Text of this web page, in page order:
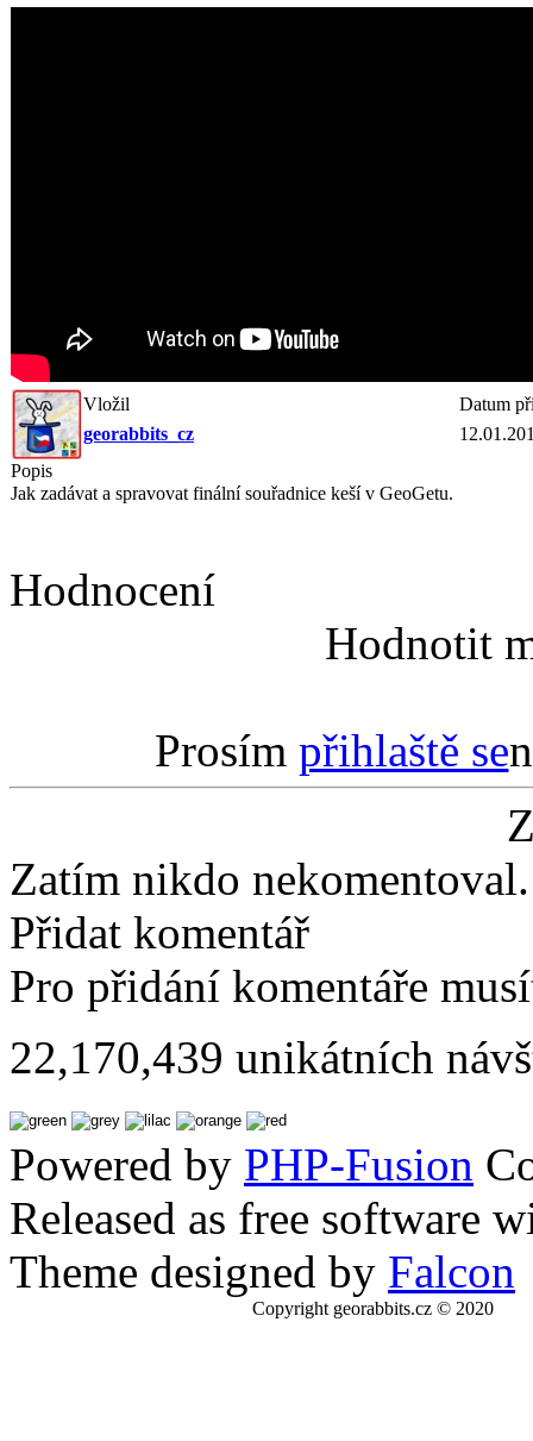
Vložil
Datum
georabbits_cz
Popis
Jak zadávat a spravovat finální souřadnice keší v GeoGetu.
Hodnocení
Hodnotit
Prosím přihlaště se
Zatím nikdo
Přidat komentář
Pro přidání komentáře
22,170,439 unikátních
Powered by PHP-Fusion
Released as free software
Theme designed by Falcon
Copyright georabbits.cz © 2020